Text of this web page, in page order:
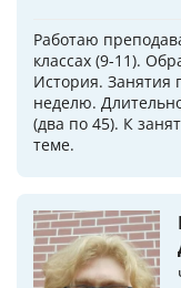
Работаю
классах (9-11).
История. Занятия
неделю.
(два по 45). К
теме.